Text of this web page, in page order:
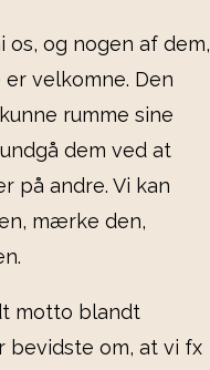
og nogen af dem,
velkomne. Den
rumme sine
dem ved at
på andre. Vi kan
mærke den,
motto blandt
bevidste om, at vi fx